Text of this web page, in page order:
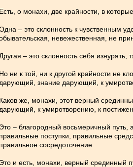
Есть, о монахи, две крайности, в
– это склонность к чувственным
невежественная, не
Другая – это склонность себя
Но ни к той, ни к другой крайности не
дарующий, знание дарующий, к
Каков же, монахи, этот верный
дарующий, к умиротворению, к
Это – благородный восьмеричный
правильные поступки, правильные
правильное сосредоточение.
Это и есть, монахи, верный срединный